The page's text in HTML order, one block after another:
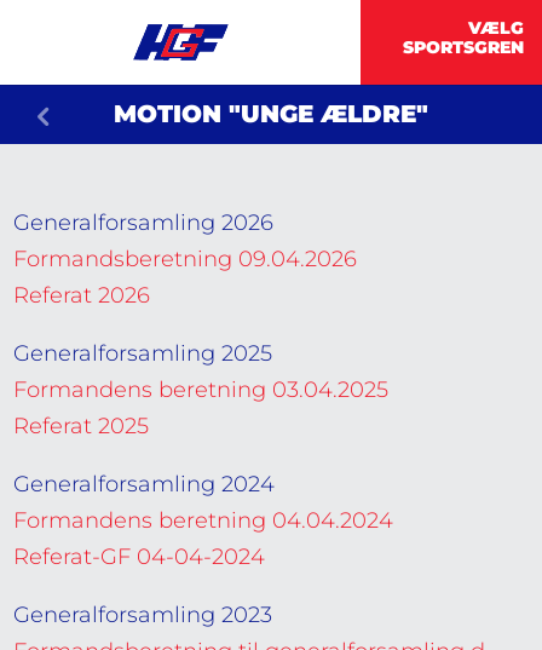
MOTION "UNGE ÆLDRE"
Generalforsamling 2026
Formandsberetning 09.04.2026
Referat 2026
Generalforsamling 2025
Formandens beretning 03.04.2025
Referat 2025
Generalforsamling 2024
Formandens beretning 04.04.2024
Referat-GF 04-04-2024
Generalforsamling 2023